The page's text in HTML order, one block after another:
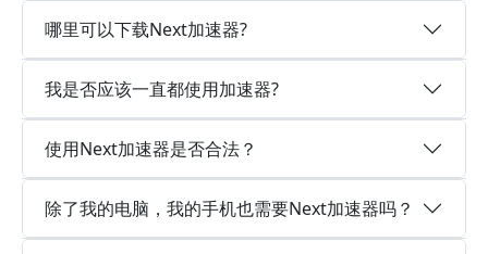
哪里可以下载Next加速器?
我是否应该一直都使用加速器?
使用Next加速器是否合法？
除了我的电脑，我的手机也需要Next加速器吗？